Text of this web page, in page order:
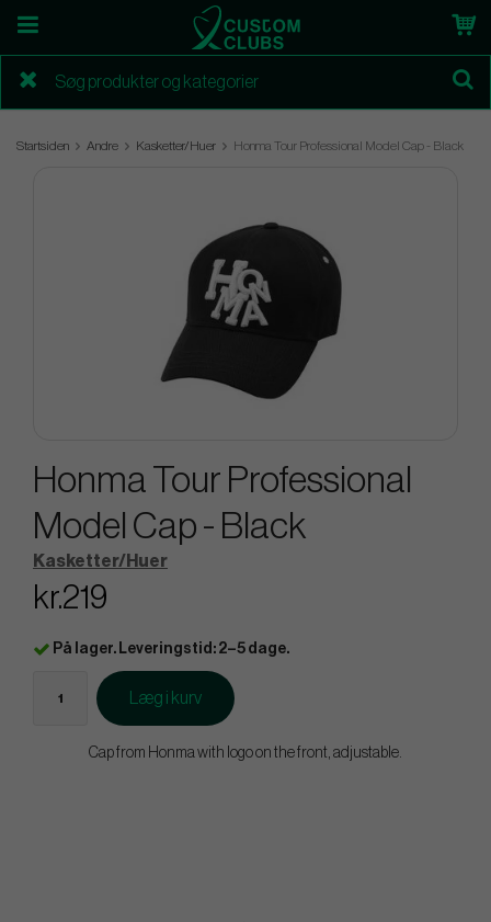
Startsiden Andre Kasketter/Huer Honma Tour Professional Model Cap - Black
Honma Tour Professional
Model Cap - Black
Kasketter/Huer
kr.219
På lager. Leveringstid: 2–5 dage.
Læg i kurv
Cap from Honma with logo on the front, adjustable.